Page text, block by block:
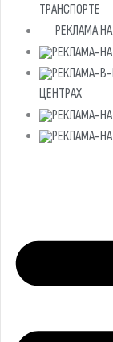
ТРАНСПОРТЕ
РЕКЛАМА
ЦЕНТРАХ